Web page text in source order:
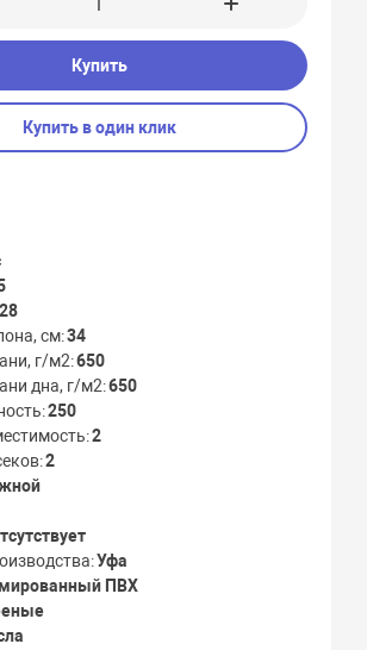
Купить
Купить в один клик
см 34
г/м2 650
дна, г/м2 650
250
2
2
Уфа
ПВХ